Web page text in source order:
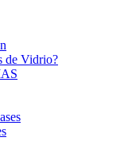
de Vidrio?